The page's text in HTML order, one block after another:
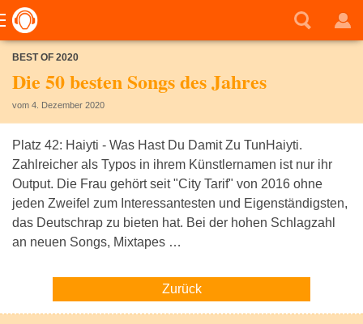
BEST OF 2020
Die 50 besten Songs des Jahres
vom 4. Dezember 2020
Platz 42: Haiyti - Was Hast Du Damit Zu TunHaiyti.
Zahlreicher als Typos in ihrem Künstlernamen ist nur ihr
Output. Die Frau gehört seit "City Tarif" von 2016 ohne
jeden Zweifel zum Interessantesten und Eigenständigsten,
das Deutschrap zu bieten hat. Bei der hohen Schlagzahl
an neuen Songs, Mixtapes …
Zurück